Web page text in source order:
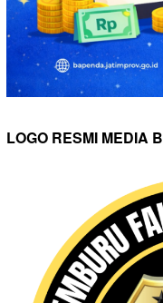
LOGO RESMI MEDIA